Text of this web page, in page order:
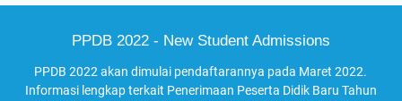
PPDB 2022 - New Student Admissions
PPDB 2022 akan dimulai pendaftarannya pada Maret 2022.
Informasi lengkap terkait Penerimaan Peserta Didik Baru Tahun